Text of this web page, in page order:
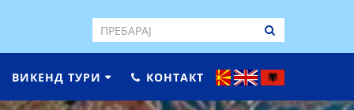
ВИКЕНД ТУРИ  КОНТАКТ